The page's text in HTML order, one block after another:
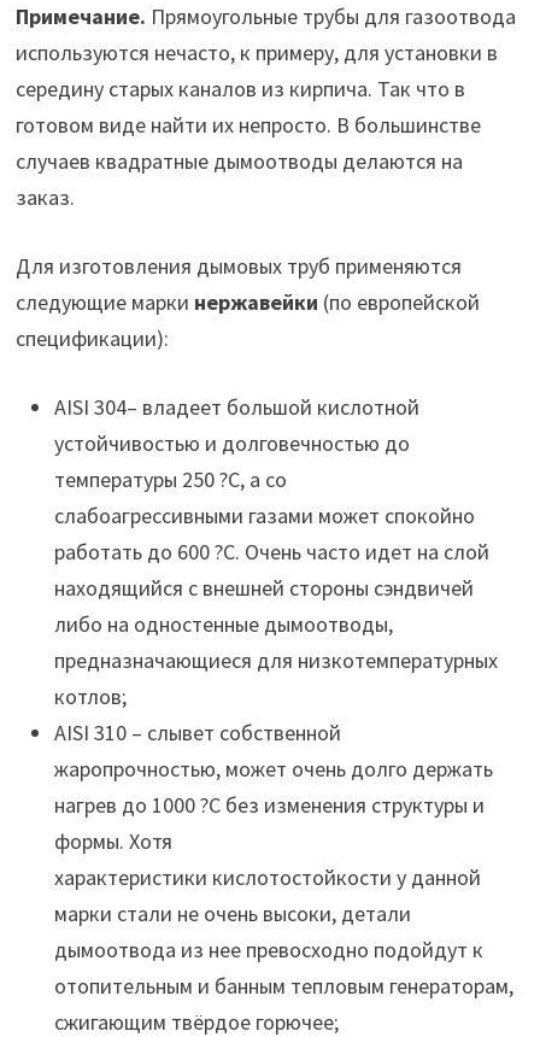
Примечание. Прямоугольные трубы для газоотвода
используются нечасто, к примеру, для установки в
середину старых каналов из кирпича. Так что в
готовом виде найти их непросто. В большинстве
случаев квадратные дымоотводы делаются на
заказ.
Для изготовления дымовых труб применяются
следующие марки нержавейки (по европейской
спецификации):
AISI 304– владеет большой кислотной
устойчивостью и долговечностью до
температуры 250 ?С, а со
слабоагрессивными газами может спокойно
работать до 600 ?С. Очень часто идет на слой
находящийся с внешней стороны сэндвичей
либо на одностенные дымоотводы,
предназначающиеся для низкотемпературных
котлов;
AISI 310 – слывет собственной
жаропрочностью, может очень долго держать
нагрев до 1000 ?С без изменения структуры и
формы. Хотя
характеристики кислотостойкости у данной
марки стали не очень высоки, детали
дымоотвода из нее превосходно подойдут к
отопительным и банным тепловым генераторам,
сжигающим твёрдое горючее;